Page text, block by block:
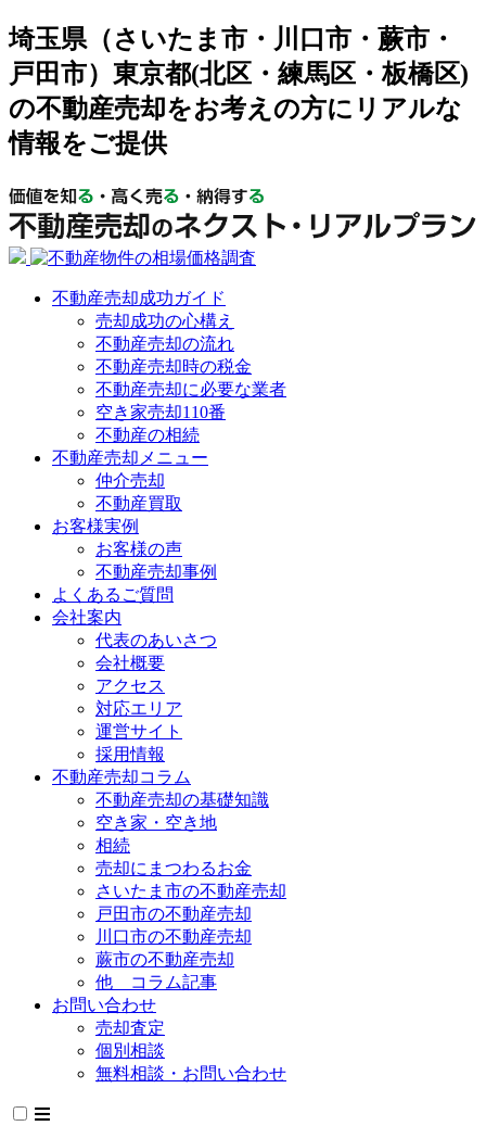
埼玉県（さいたま市・川口市・蕨市・
戸田市）東京都(北区・練馬区・板橋区)
の不動産売却をお考えの方にリアルな
情報をご提供
不動産売却成功ガイド
売却成功の心構え
不動産売却の流れ
不動産売却時の税金
不動産売却に必要な業者
空き家売却110番
不動産の相続
不動産売却メニュー
仲介売却
不動産買取
お客様実例
お客様の声
不動産売却事例
よくあるご質問
会社案内
代表のあいさつ
会社概要
アクセス
対応エリア
運営サイト
採用情報
不動産売却コラム
不動産売却の基礎知識
空き家・空き地
相続
売却にまつわるお金
さいたま市の不動産売却
戸田市の不動産売却
川口市の不動産売却
蕨市の不動産売却
他 コラム記事
お問い合わせ
売却査定
個別相談
無料相談・お問い合わせ